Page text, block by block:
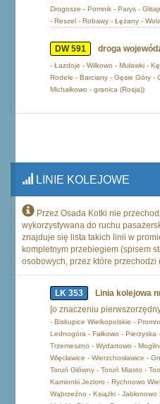
Drogosze - Pomnik - Parys -
- Reszel - Robawy - Łężany -
DW 591 droga
- Łazdoje - Wilkowo - Muławki -
Rodele - Barciany - Gęsie Góry -
Michałkowo - granica (Rosja))
LINIE KOLEJOWE
Przez Osada Kotki nie
wykorzystywana do ruchu
znajduje się lista takich linii w
kompletnym przebiegiem (spisem
osobowych, przez które przechodzi
LK 353
Linia kolejowa
[o znaczeniu
- Biskupice Wielkopolskie -
Lednogóra - Fałkowo -
Trzemeszno - Wydartowo -
Więcławice - Wierzchosławice -
Toruń Główny - Toruń Miasto -
Kamionki Jezioro - Rychnowo
Wąbrzeźno - Książki - Jabłonowo